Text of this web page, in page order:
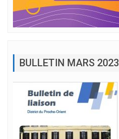
BULLETIN MARS 2023